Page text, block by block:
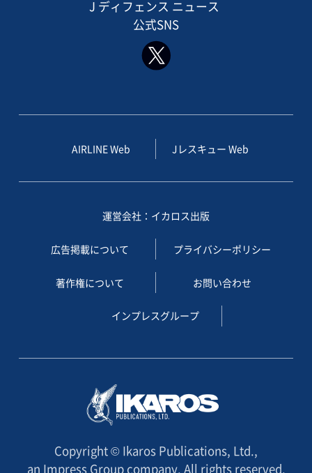
J ディフェンス ニュース
公式SNS
AIRLINE Web Jレスキュー Web
運営会社：イカロス出版
広告掲載について プライバシーポリシー
著作権について お問い合わせ
インプレスグループ
Copyright © Ikaros Publications, Ltd.,
an Impress Group company. All rights reserved.